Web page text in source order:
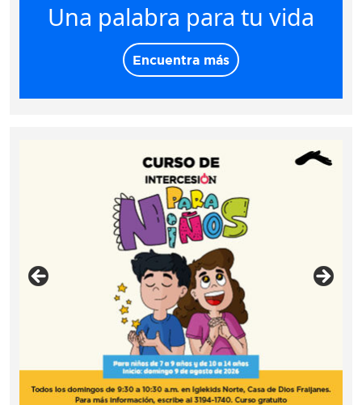
Una palabra para tu vida
Encuentra más